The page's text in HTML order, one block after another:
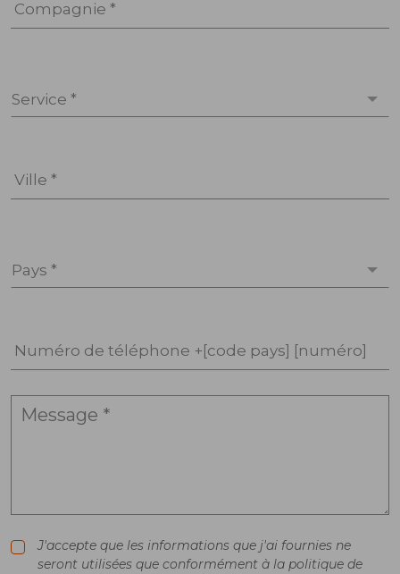
Compagnie *
Service *
Ville *
Pays *
Numéro de téléphone +[code pays] [numéro]
J'accepte que les informations que j'ai fournies ne
seront utilisées que conformément à la politique de